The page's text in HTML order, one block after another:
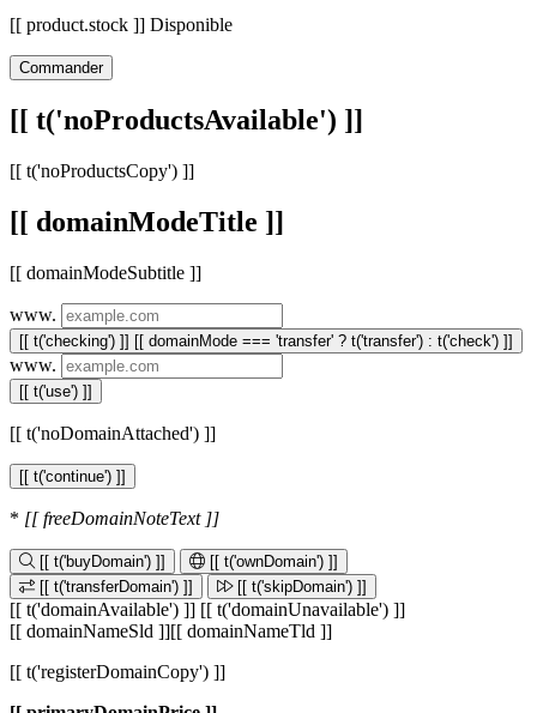
[[ product.stock ]] Disponible
Commander
[[ t('noProductsAvailable') ]]
[[ t('noProductsCopy') ]]
[[ domainModeTitle ]]
[[ domainModeSubtitle ]]
www.
[[ t('checking') ]] [[ domainMode === 'transfer' ? t('transfer') : t('check') ]]
www.
[[ t('use') ]]
[[ t('noDomainAttached') ]]
[[ t('continue') ]]
* [[ freeDomainNoteText ]]
[[ t('buyDomain') ]]
[[ t('ownDomain') ]]
[[ t('transferDomain') ]]
[[ t('skipDomain') ]]
[[ t('domainAvailable') ]] [[ t('domainUnavailable') ]]
[[ domainNameSld ]][[ domainNameTld ]]
[[ t('registerDomainCopy') ]]